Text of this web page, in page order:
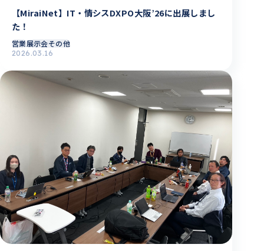
【MiraiNet】IT・情シスDXPO大阪’26に出展しまし
た！
営業展示会その他
2026.03.16